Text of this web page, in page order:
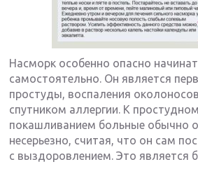
Насморк особенно опасно
самостоятельно. Он является
простуды, воспаления
спутником аллергии. К
покашливанием больные обычно
несерьезно, считая, что он сам
с выздоровлением. Это является